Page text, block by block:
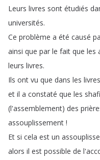
Leurs livres sont étudiés
universités.
Ce problème a été causé
ainsi que par le fait que les
leurs livres.
Ils ont vu que dans les livres
et il a constaté que les
(l'assemblement) des
assouplissement !
Et si cela est un
alors il est possible de